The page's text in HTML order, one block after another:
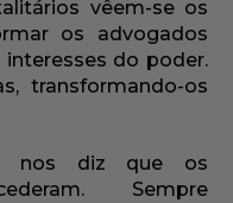
vêem-se os
os advogados
do poder.
transformando-os
nos diz que os
Sempre